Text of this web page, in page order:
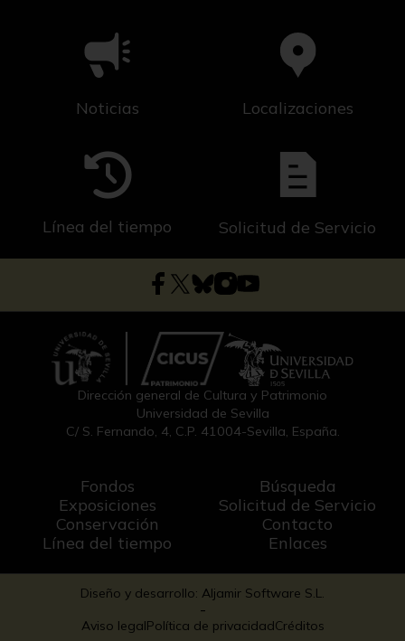
Noticias Localizaciones
Línea del tiempo Solicitud de Servicio
Dirección general de Cultura y Patrimonio
Universidad de Sevilla
C/ S. Fernando, 4, C.P. 41004-Sevilla, España.
Fondos
Exposiciones
Conservación
Línea del tiempo
Búsqueda
Solicitud de Servicio
Contacto
Enlaces
Diseño y desarrollo: Aljamir Software S.L.
-
Aviso legalPolítica de privacidadCréditos